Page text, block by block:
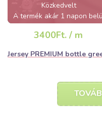
Közkedvelt
A termék akár 1 napon
elfogyhat!
3400Ft. / m
Jersey PREMIUM bottle